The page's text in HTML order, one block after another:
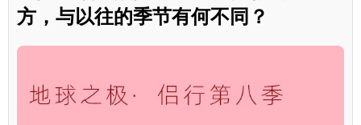
方，与以往的季节有何不同？